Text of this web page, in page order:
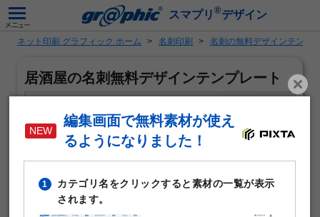
スマプリ ®デザイン
ネット印刷 グラフィック ホーム 名刺印刷 名刺の無料デザインテンプ
居酒屋の名刺無料デザインテンプレート
編集画面で無料素材が使え
るようになりました！
1
カテゴリ名をクリックすると素材の一覧が表示
されます。